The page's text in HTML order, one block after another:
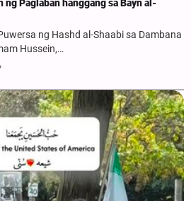
ng Paglaban hanggang sa Bayn al-
ng Hashd al-Shaabi sa Dambana
Hussein,…